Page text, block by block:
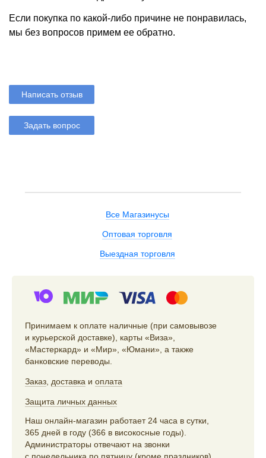
Если покупка по какой-либо причине не понравилась,
мы без вопросов примем ее обратно.
Написать отзыв
Задать вопрос
Все Магазинусы
Оптовая торговля
Выездная торговля
Принимаем к оплате наличные (при самовывозе
и курьерской доставке), карты «Виза»,
«Мастеркард» и «Мир», «Юмани», а также
банковские переводы.
Заказ доставка и оплата
Защита личных данных
Наш онлайн-магазин работает 24 часа в сутки,
365 дней в году (366 в високосные годы).
Администраторы отвечают на звонки